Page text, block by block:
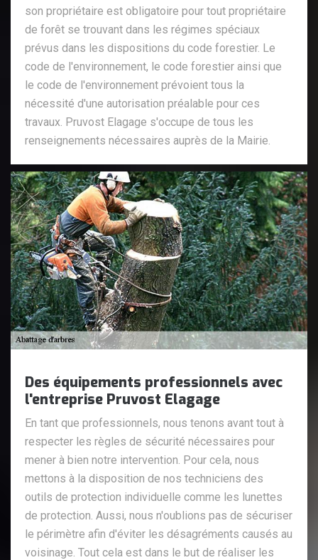
son propriétaire est obligatoire pour tout propriétaire
de forêt se trouvant dans les régimes spéciaux
prévus dans les dispositions du code forestier. Le
code de l'environnement, le code forestier ainsi que
le code de l'environnement prévoient tous la
nécessité d'une autorisation préalable pour ces
travaux. Pruvost Elagage s'occupe de tous les
renseignements nécessaires auprès de la Mairie.
Des équipements professionnels avec
l'entreprise Pruvost Elagage
En tant que professionnels, nous tenons avant tout à
respecter les règles de sécurité nécessaires pour
mener à bien notre intervention. Pour cela, nous
mettons à la disposition de nos techniciens des
outils de protection individuelle comme les lunettes
de protection. Aussi, nous n'oublions pas de sécuriser
le périmètre afin d'éviter les désagréments causés au
voisinage. Tout cela est dans le but de réaliser les